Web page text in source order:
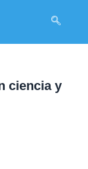
ciencia y